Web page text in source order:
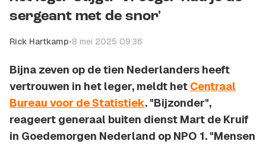
sergeant met de snor'
Rick Hartkamp•8 mei 2025 09:36
Bijna zeven op de tien Nederlanders heeft
vertrouwen in het leger, meldt het Centraal
Bureau voor de Statistiek. "Bijzonder",
reageert generaal buiten dienst Mart de Kruif
in Goedemorgen Nederland op NPO 1. "Mensen